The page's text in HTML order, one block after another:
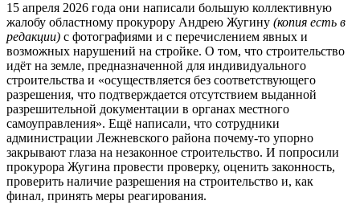
15 апреля 2026 года они написали большую коллективную
жалобу областному прокурору Андрею Жугину (копия есть в
редакции) с фотографиями и с перечислением явных и
возможных нарушений на стройке. О том, что строительство
идёт на земле, предназначенной для индивидуального
строительства и «осуществляется без соответствующего
разрешения, что подтверждается отсутствием выданной
разрешительной документации в органах местного
самоуправления». Ещё написали, что сотрудники
администрации Лежневского района почему-то упорно
закрывают глаза на незаконное строительство. И попросили
прокурора Жугина провести проверку, оценить законность,
проверить наличие разрешения на строительство и, как
финал, принять меры реагирования.